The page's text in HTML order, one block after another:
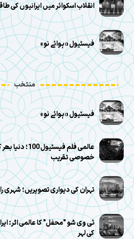
انقلاب اسکوائر میں ایرانیوں کی
فیسٹیول «ہوائے نو»
منتخب
فیسٹیول «ہوائے نو»
عالمی فلم
خصوصی تقریب
تہران کی دیواری تصویریں؛ شہری
ٹی وی شو "محفل" کا عالمی اثر:
کی لہر